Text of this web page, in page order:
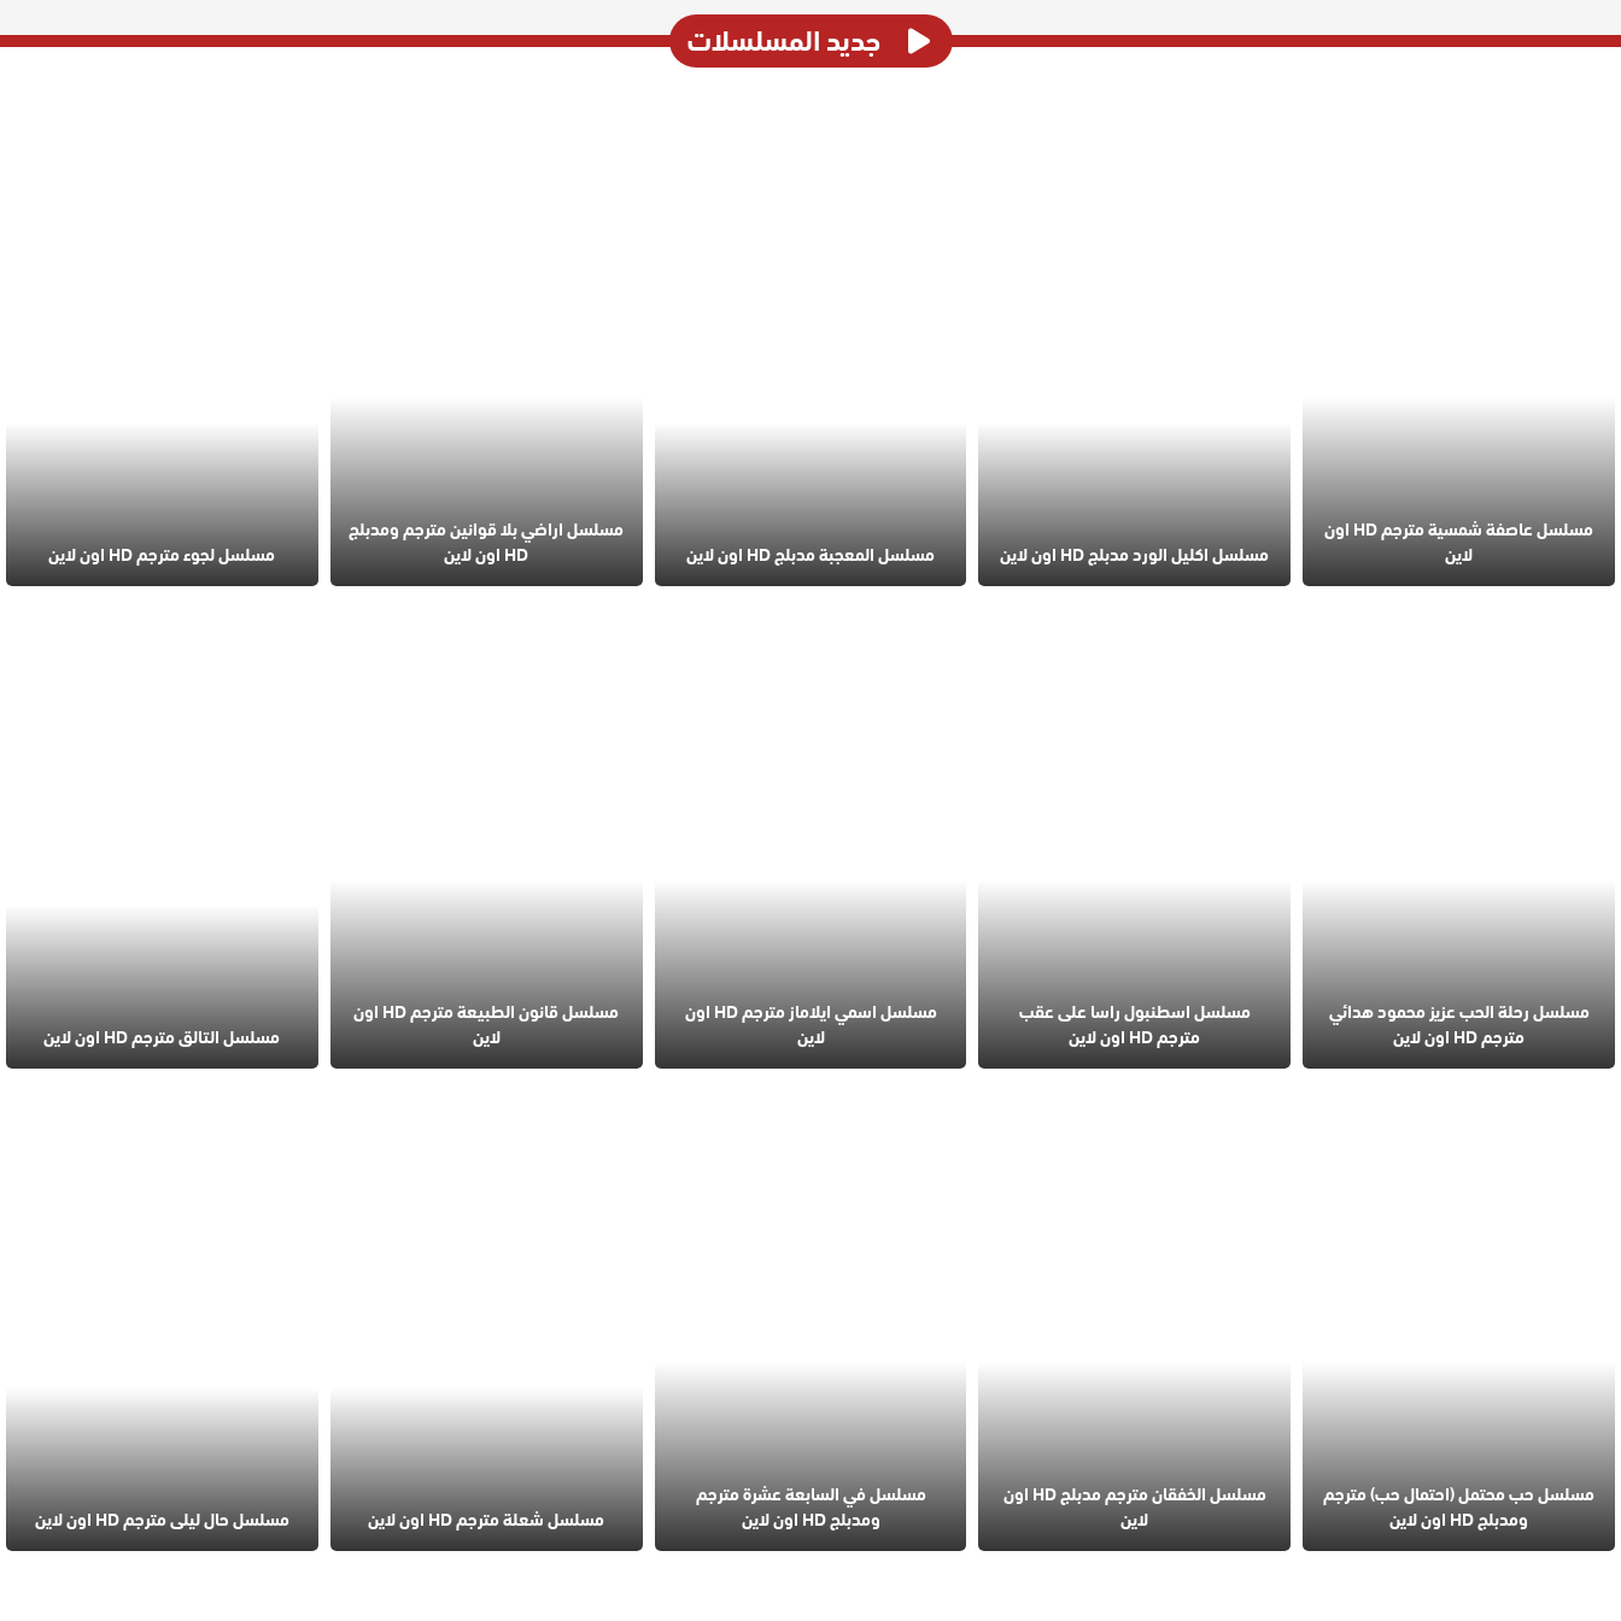
جديد المسلسلات
مسلسل عاصفة شمسية مترجم HD اون
لاين
مسلسل اكليل الورد مدبلج HD اون لاين مسلسل المعجبة مدبلج HD اون لاين
مسلسل اراضي بلا قوانين مترجم ومدبلج
HD اون لاين
مسلسل لجوء مترجم HD اون لاين
مسلسل رحلة الحب عزيز محمود هدائي
مترجم HD اون لاين
مسلسل اسطنبول راسا على عقب
مترجم HD اون لاين
مسلسل اسمي ايلاماز مترجم HD اون
لاين
مسلسل قانون الطبيعة مترجم HD اون
لاين
مسلسل التالق مترجم HD اون لاين
مسلسل حب محتمل (احتمال حب) مترجم
ومدبلج HD اون لاين
مسلسل الخفقان مترجم مدبلج HD اون
لاين
مسلسل في السابعة عشرة مترجم
ومدبلج HD اون لاين
مسلسل شعلة مترجم HD اون لاين مسلسل حال ليلى مترجم HD اون لاين